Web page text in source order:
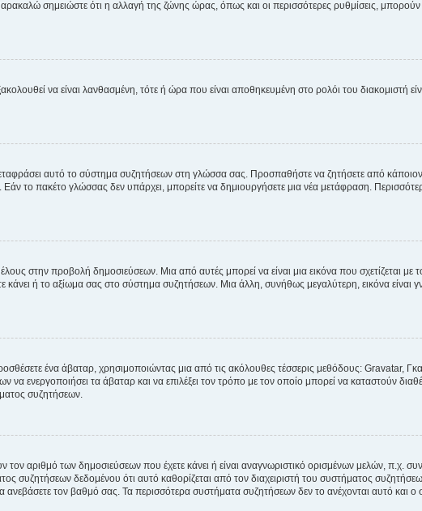
σημειώστε ότι η αλλαγή της ζώνης ώρας, όπως και οι περισσότερες ρυθμίσεις,
να είναι λανθασμένη, τότε ή ώρα που είναι αποθηκευμένη στο ρολόι του διακομιστή
μεταφράσει αυτό το σύστημα συζητήσεων στη γλώσσα σας. Προσπαθήστε να ζητήσετε από
το πακέτο γλώσσας δεν υπάρχει, μπορείτε να δημιουργήσετε μια νέα μετάφραση.
στην προβολή δημοσιεύσεων. Μια από αυτές μπορεί να είναι μια εικόνα που σχετίζεται
ή το αξίωμα σας στο σύστημα συζητήσεων. Μια άλλη, συνήθως μεγαλύτερη, εικόνα είναι
ένα άβαταρ, χρησιμοποιώντας μια από τις ακόλουθες τέσσερις μεθόδους: Gravatar,
ενεργοποιήσει τα άβαταρ και να επιλέξει τον τρόπο με τον οποίο μπορεί να καταστούν
συζητήσεων.
αριθμό των δημοσιεύσεων που έχετε κάνει ή είναι αναγνωριστικό ορισμένων μελών, π.χ.
συζητήσεων δεδομένου ότι αυτό καθορίζεται από τον διαχειριστή του συστήματος
τον βαθμό σας. Τα περισσότερα συστήματα συζητήσεων δεν το ανέχονται αυτό και ο